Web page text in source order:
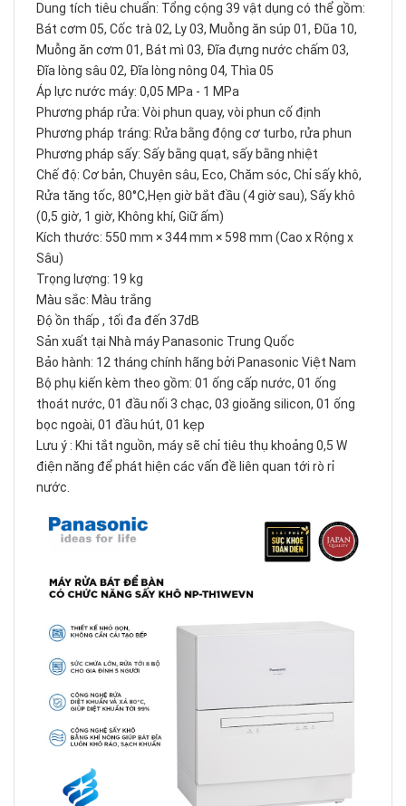
Dung tích tiêu chuẩn: Tổng cộng 39 vật dụng có thể gồm:
Bát cơm 05, Cốc trà 02, Ly 03, Muỗng ăn súp 01, Đũa 10,
Muỗng ăn cơm 01, Bát mì 03, Đĩa đựng nước chấm 03,
Đĩa lòng sâu 02, Đĩa lòng nông 04, Thìa 05
Áp lực nước máy: 0,05 MPa - 1 MPa
Phương pháp rửa: Vòi phun quay, vòi phun cố định
Phương pháp tráng: Rửa bằng động cơ turbo, rửa phun
Phương pháp sấy: Sấy bằng quạt, sấy bằng nhiệt
Chế độ: Cơ bản, Chuyên sâu, Eco, Chăm sóc, Chỉ sấy khô,
Rửa tăng tốc, 80°C,Hẹn giờ bắt đầu (4 giờ sau), Sấy khô
(0,5 giờ, 1 giờ, Không khí, Giữ ấm)
Kích thước: 550 mm × 344 mm × 598 mm (Cao x Rộng x
Sâu)
Trọng lượng: 19 kg
Màu sắc: Màu trắng
Độ ồn thấp , tối đa đến 37dB
Sản xuất tại Nhà máy Panasonic Trung Quốc
Bảo hành: 12 tháng chính hãng bởi Panasonic Việt Nam
Bộ phụ kiến kèm theo gồm: 01 ống cấp nước, 01 ống
thoát nước, 01 đầu nối 3 chạc, 03 gioăng silicon, 01 ống
bọc ngoài, 01 đầu hút, 01 kẹp
Lưu ý : Khi tắt nguồn, máy sẽ chỉ tiêu thụ khoảng 0,5 W
điện năng để phát hiện các vấn đề liên quan tới rò rỉ
nước.